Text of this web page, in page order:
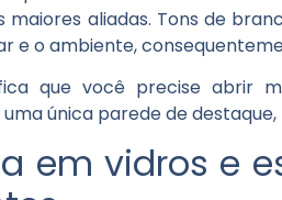
maiores aliadas. Tons de
e o ambiente,
que você precise abrir
única parede de
em vidros e